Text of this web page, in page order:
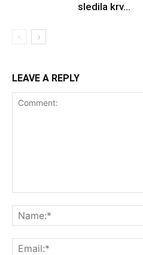
sledila krv...
LEAVE A REPLY